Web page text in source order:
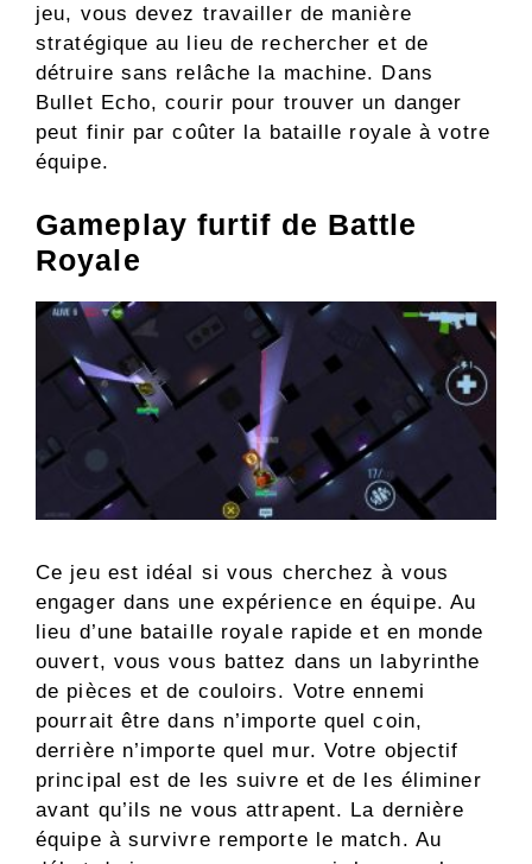
jeu, vous devez travailler de manière
stratégique au lieu de rechercher et de
détruire sans relâche la machine. Dans
Bullet Echo, courir pour trouver un danger
peut finir par coûter la bataille royale à votre
équipe.
Gameplay furtif de Battle
Royale
Ce jeu est idéal si vous cherchez à vous
engager dans une expérience en équipe. Au
lieu d’une bataille royale rapide et en monde
ouvert, vous vous battez dans un labyrinthe
de pièces et de couloirs. Votre ennemi
pourrait être dans n’importe quel coin,
derrière n’importe quel mur. Votre objectif
principal est de les suivre et de les éliminer
avant qu’ils ne vous attrapent. La dernière
équipe à survivre remporte le match. Au